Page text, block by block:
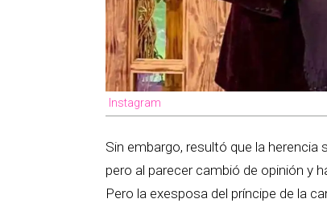
Instagram
Sin embargo, resultó que la herencia
pero al parecer cambió de opinión y
Pero la exesposa del príncipe de la